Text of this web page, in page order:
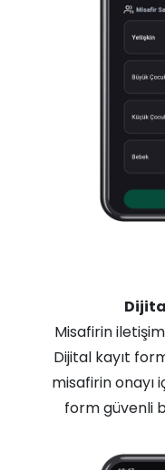
Misafirin
Dijital kayıt
misafirin onayı
form güvenli